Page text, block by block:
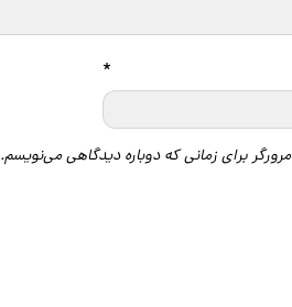
*
برای زمانی که دوباره دیدگاهی می‌نویسم.